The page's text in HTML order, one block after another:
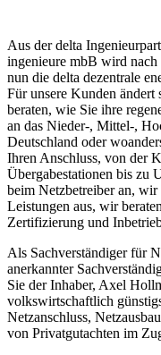
Aus der delta
ingenieure mbB wird nach
nun die delta dezentrale
Für unsere Kunden ändert
beraten, wie Sie ihre
an das Nieder-, Mittel-,
Deutschland oder
Ihren Anschluss, von der
Übergabestationen bis zu
beim Netzbetreiber an, wir
Leistungen aus, wir
Zertifizierung und
Als Sachverständiger für
anerkannter
Sie der Inhaber, Axel
volkswirtschaftlich
Netzanschluss,
von Privatgutachten im